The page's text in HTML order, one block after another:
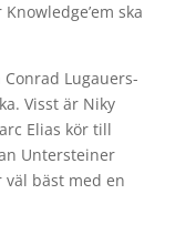
ska
Lugauers-
Visst är Niky
Elias kör till
Untersteiner
väl bäst med en